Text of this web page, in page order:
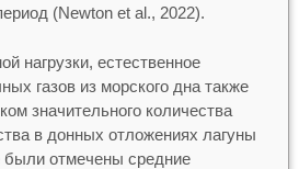
(Newton et al., 2022).
нагрузки, естественное
газов из морского дна также
значительного количества
в донных отложениях лагуны
отмечены средние